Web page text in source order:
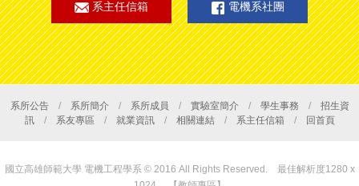
系主任信箱 電機系社團
系所公告/ 系所簡介/ 系所成員 / 實驗室簡介/ 學生事務 / 招生資
訊/ 系友專區 / 就業資訊/ 相關連結/ 系主任信箱 / 回首頁
國立高雄師範大學 電機工程學系 © 2016 All Rights Reserved. 最佳解析度1280 x